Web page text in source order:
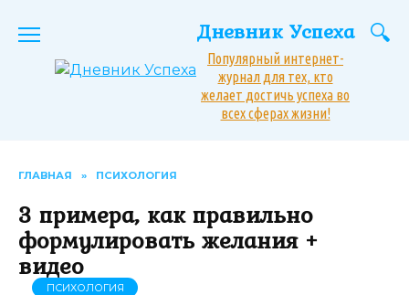
Дневник Успеха
Популярный интернет-
журнал для тех, кто
желает достичь успеха во
всех сферах жизни!
ГЛАВНАЯ » ПСИХОЛОГИЯ
3 примера, как правильно
формулировать желания +
видео
ПСИХОЛОГИЯ